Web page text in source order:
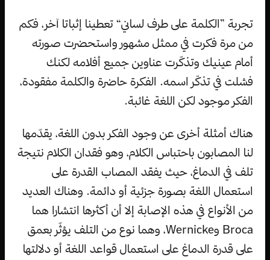
تجربة ”الكلمة على طرف لساني“ تعطينا إثباتا آخر، فكم
من مرة فكرت في ممثل مشهور واستحضرت صورته
أمام عينيك وتذكّرت عناوين جميع أفلامه لكنك
فشلت في تذكّر اسمه. الفكرة حاضرة والكلمة مفقودة،
الفكر موجود لكن اللغة غائبة.
هناك أمثلة أخرى عن وجود الفكر بدون اللغة، يقدّمها
لنا المصابون باحتباس الكلام، وهو فقدان الكلام نتيجة
تلف في الدماغ، حيث يفقد المصاب القدرة على
استعمال اللغة بصورة جزئية أو دائمة. وهناك العديد
من الأنواع في هذه الإصابة إلا أن أكثرها انتشارا هما
Broca وWernicke، وهما نوع من التلف يؤثّر بعمق
على قدرة الدماغ على استعمال قواعد اللغة أو دلالتها